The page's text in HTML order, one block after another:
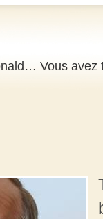
Vous avez